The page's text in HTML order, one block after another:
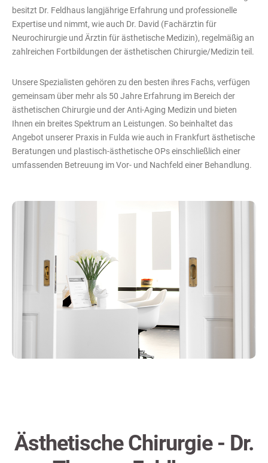
besitzt Dr. Feldhaus langjährige Erfahrung und professionelle
Expertise und nimmt, wie auch Dr. David (Fachärztin für
Neurochirurgie und Ärztin für ästhetische Medizin), regelmäßig an
zahlreichen Fortbildungen der ästhetischen Chirurgie/Medizin teil.
Unsere Spezialisten gehören zu den besten ihres Fachs, verfügen
gemeinsam über mehr als 50 Jahre Erfahrung im Bereich der
ästhetischen Chirurgie und der Anti-Aging Medizin und bieten
Ihnen ein breites Spektrum an Leistungen. So beinhaltet das
Angebot unserer Praxis in Fulda wie auch in Frankfurt ästhetische
Beratungen und plastisch-ästhetische OPs einschließlich einer
umfassenden Betreuung im Vor- und Nachfeld einer Behandlung.
Ästhetische Chirurgie - Dr.